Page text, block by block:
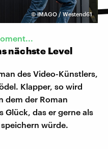
©IMAGO / Westend61
nächste Level
des Video-Künstlers,
Klapper, so wird
dem der Roman
Glück, das er gerne als
würde.